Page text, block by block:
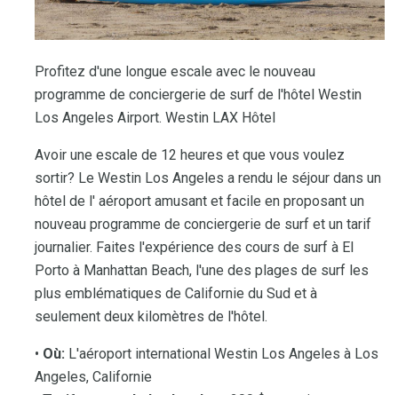
Profitez d'une longue escale avec le nouveau
programme de conciergerie de surf de l'hôtel Westin
Los Angeles Airport. Westin LAX Hôtel
Avoir une escale de 12 heures et que vous voulez
sortir? Le Westin Los Angeles a rendu le séjour dans un
hôtel de l' aéroport amusant et facile en proposant un
nouveau programme de conciergerie de surf et un tarif
journalier. Faites l'expérience des cours de surf à El
Porto à Manhattan Beach, l'une des plages de surf les
plus emblématiques de Californie du Sud et à
seulement deux kilomètres de l'hôtel.
• Où: L'aéroport international Westin Los Angeles à Los
Angeles, Californie